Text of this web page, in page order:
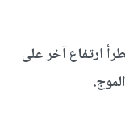
ارتفاع آخر على